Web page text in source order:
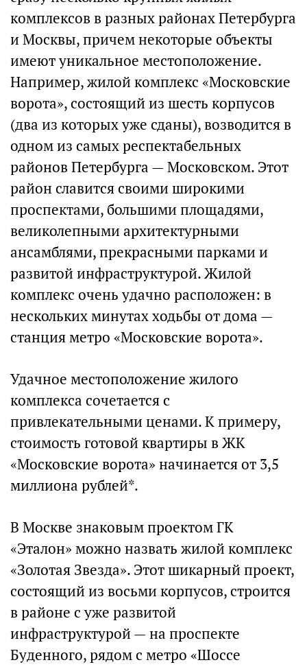
комплексов в разных районах Петербурга
и Москвы, причем некоторые объекты
имеют уникальное местоположение.
Например, жилой комплекс «Московские
ворота», состоящий из шесть корпусов
(два из которых уже сданы), возводится в
одном из самых респектабельных
районов Петербурга — Московском. Этот
район славится своими широкими
проспектами, большими площадями,
великолепными архитектурными
ансамблями, прекрасными парками и
развитой инфраструктурой. Жилой
комплекс очень удачно расположен: в
нескольких минутах ходьбы от дома —
станция метро «Московские ворота».
Удачное местоположение жилого
комплекса сочетается с
привлекательными ценами. К примеру,
стоимость готовой квартиры в ЖК
«Московские ворота» начинается от 3,5
миллиона рублей*.
В Москве знаковым проектом ГК
«Эталон» можно назвать жилой комплекс
«Золотая Звезда». Этот шикарный проект,
состоящий из восьми корпусов, строится
в районе с уже развитой
инфраструктурой — на проспекте
Буденного, рядом с метро «Шоссе